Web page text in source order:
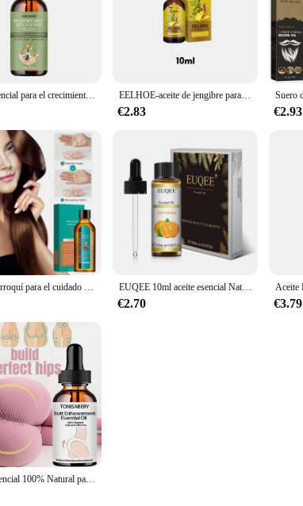
Aceite esencial para el crecimiento del cabello, aceite fortalecedor del cabello de menta y romero, tratamiento nutritivo para puntas abiertas, aceite orgánico seco para el cuidado del cabello EELHOE-aceite de jengibre para el crecimiento del cabello, esencia Natural, tratamiento antipérdida de cabello, solución nutritiva hidratante para el crecimiento del cabello, productos para el cuidado
€2.83 €2.93
Aceite marroquí para el cuidado del cabello para hombres y mujeres, cuidado del cabello seco y dañado, cuero cabelludo más saludable, suave y ligero EUQEE 10ml aceite esencial Natural puro lavanda jazmín eucalipto vainilla sándalo naranja dulce limón Oregano Neroli fragancia
€2.70 €3.79
Aceite Esencial 100% Natural para Realce de glúteos